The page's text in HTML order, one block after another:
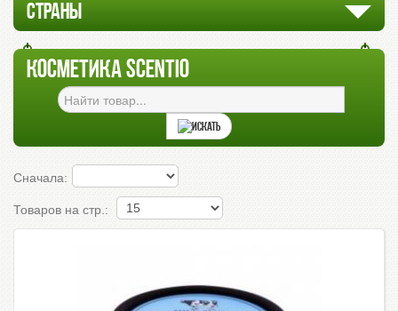
СТРАНЫ
КОСМЕТИКА SCENTIO
Сначала:
Товаров на стр.: